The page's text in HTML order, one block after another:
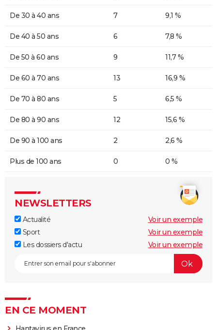
De 30 à 40 ans 7 9,1 %
De 40 à 50 ans 6 7,8 %
De 50 à 60 ans 9 11,7 %
De 60 à 70 ans 13 16,9 %
De 70 à 80 ans 5 6,5 %
De 80 à 90 ans 12 15,6 %
De 90 à 100 ans 2 2,6 %
Plus de 100 ans 0 0 %
NEWSLETTERS
Actualité
Voir un exemple
Sport
Voir un exemple
Les dossiers d'actu
Voir un exemple
EN CE MOMENT